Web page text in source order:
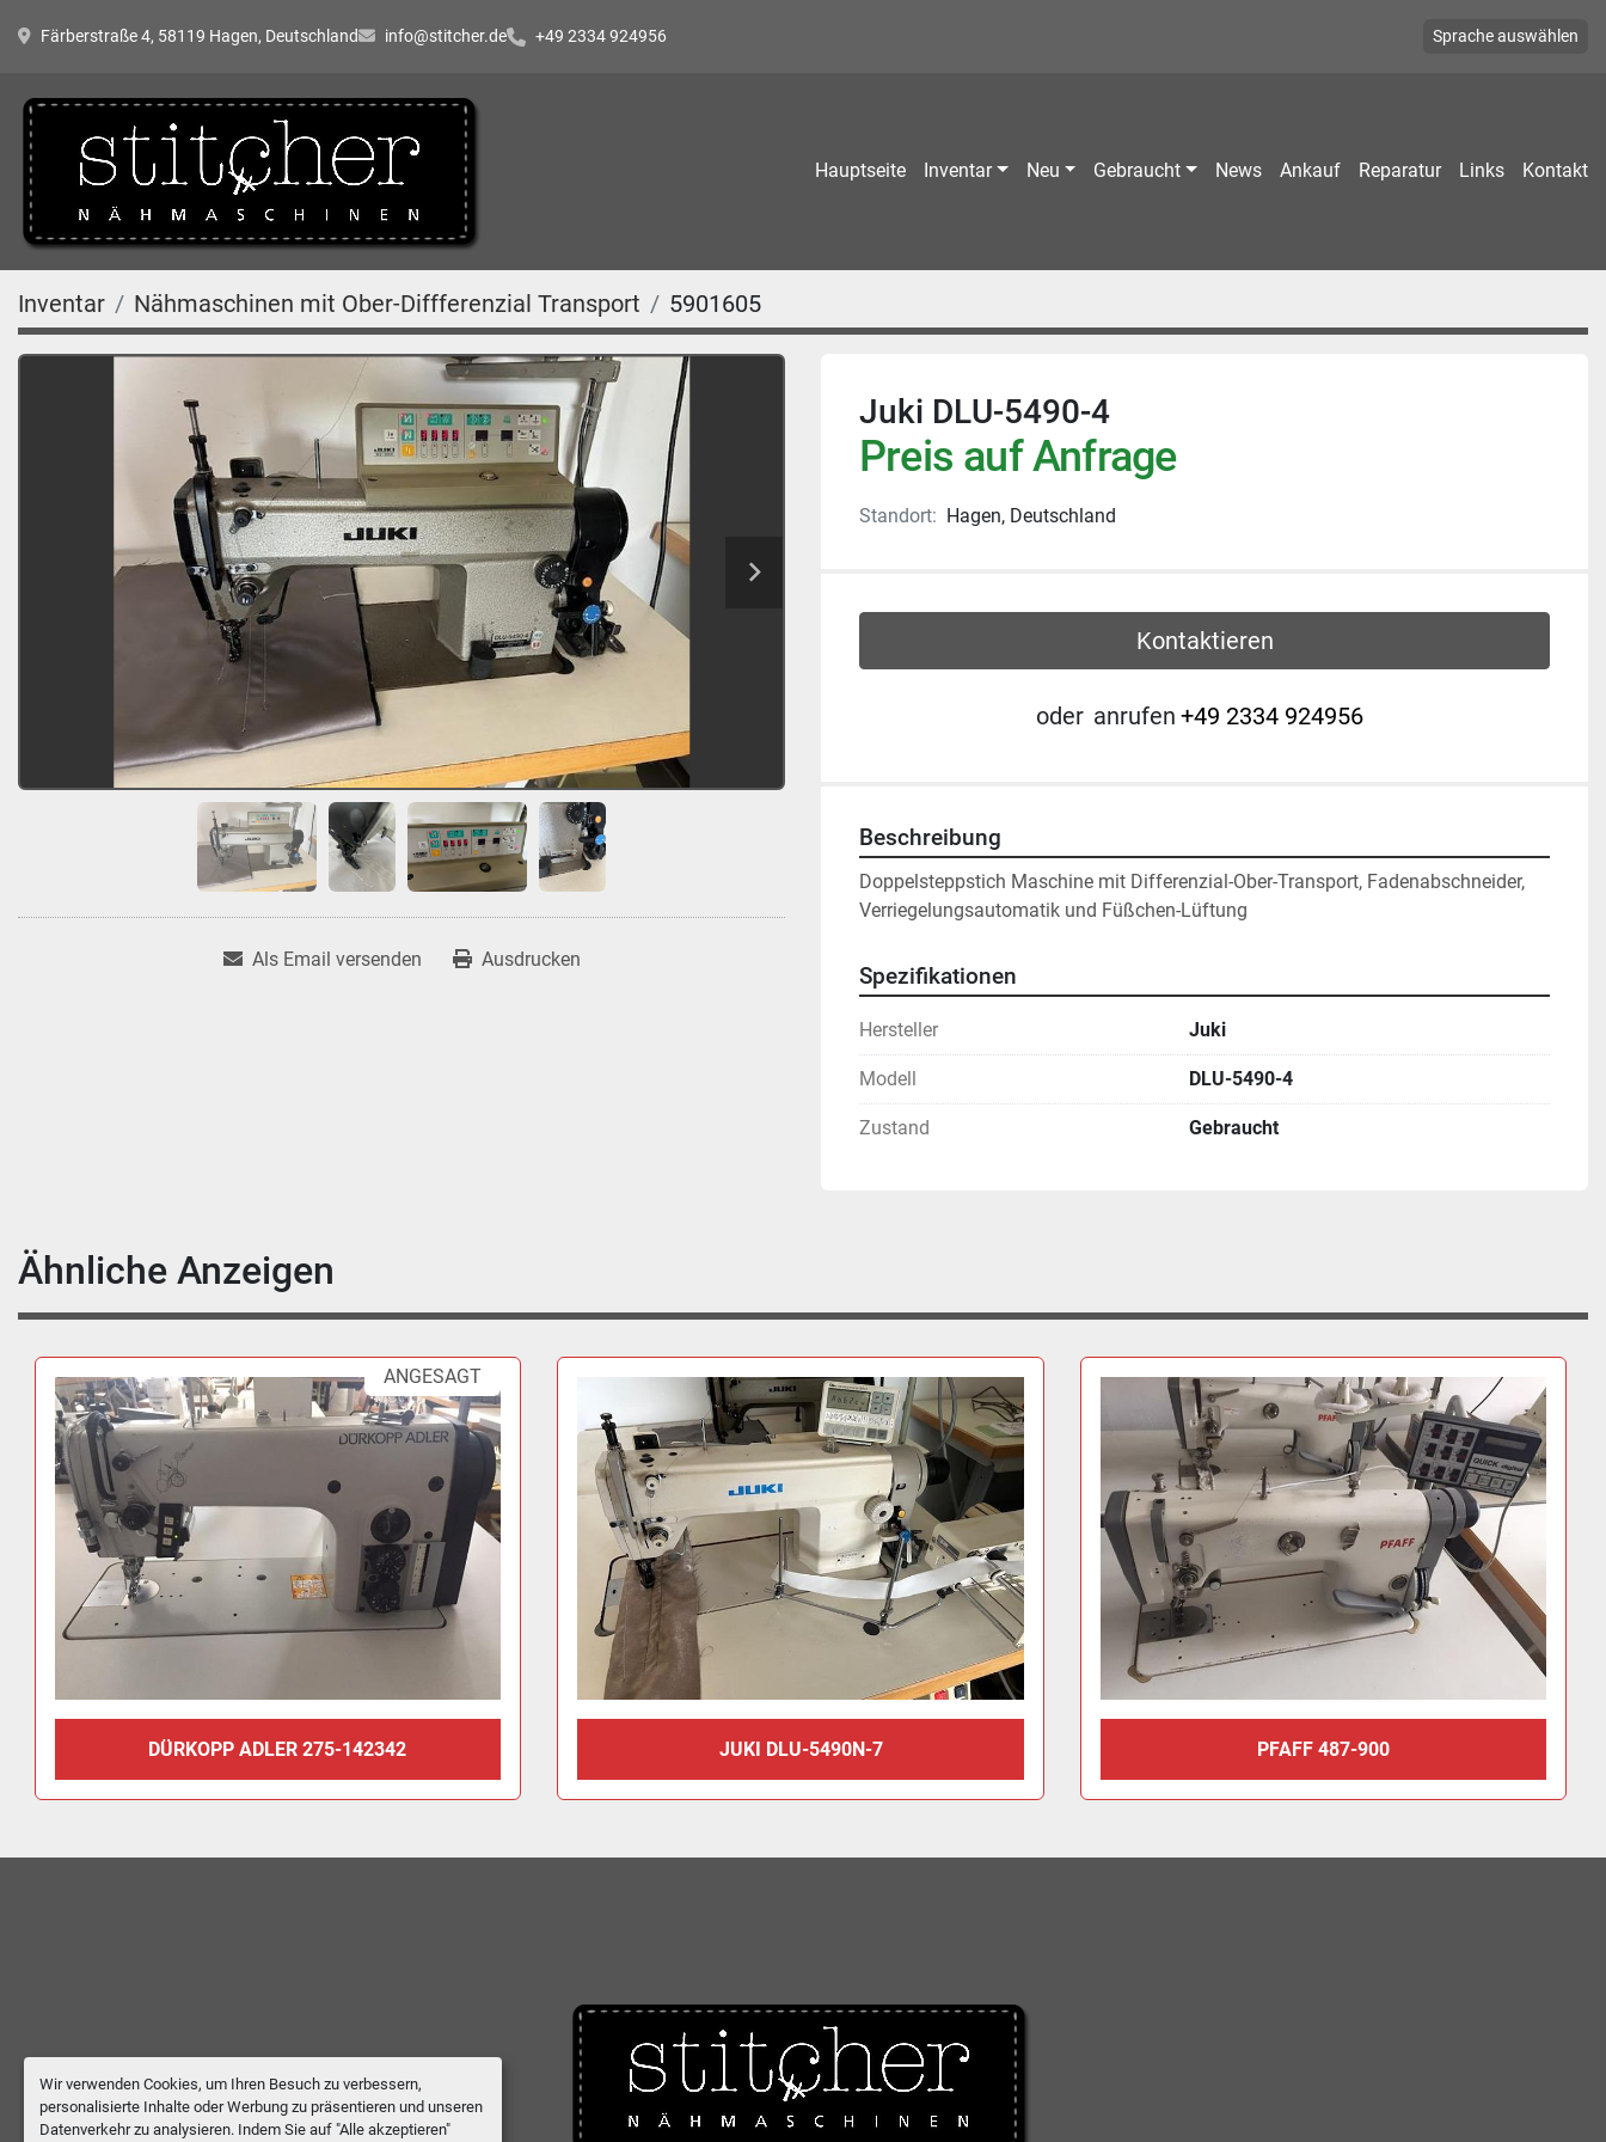
Wir verwenden Cookies, um Ihren Besuch zu verbessern,
personalisierte Inhalte oder Werbung zu präsentieren und unseren
Datenverkehr zu analysieren. Indem Sie auf "Alle akzeptieren"
Färberstraße 4, 58119 Hagen, Deutschland info@stitcher.de +49 2334 924956 Sprache auswählen
Hauptseite Inventar Neu Gebraucht News Ankauf Reparatur Links Kontakt
Inventar Nähmaschinen mit Ober-Diffferenzial Transport 5901605
Als Email versenden Ausdrucken
Juki DLU-5490-4
Preis auf Anfrage
Standort: Hagen, Deutschland
Kontaktieren
oder anrufen +49 2334 924956
Beschreibung
Doppelsteppstich Maschine mit Differenzial-Ober-Transport, Fadenabschneider,
Verriegelungsautomatik und Füßchen-Lüftung
Spezifikationen
Hersteller Juki
Modell DLU-5490-4
Zustand Gebraucht
Ähnliche Anzeigen
ANGESAGT
ADLER 275-142342 JUKI DLU-5490N-7